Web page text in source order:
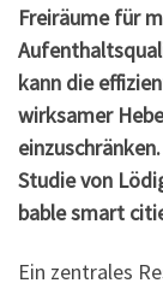
Freiräume für
kann die
wirksamer
Studie von
bable smart
Ein zentrales